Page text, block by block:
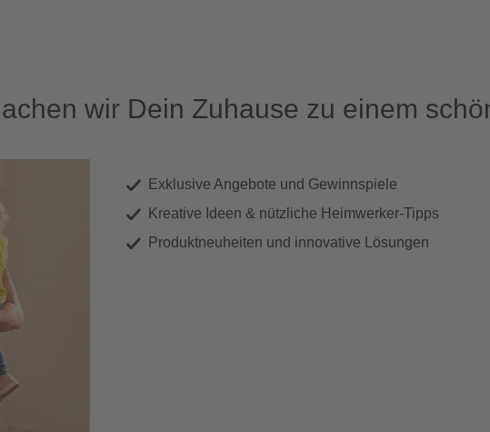
wir Dein Zuhause zu einem
Exklusive Angebote und Gewinnspiele
Kreative Ideen & nützliche Heimwerker-Tipps
Produktneuheiten und innovative Lösungen